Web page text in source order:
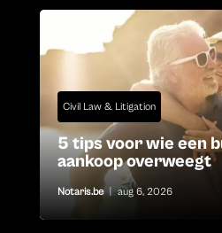
Civil Law & Litigation
5 tips voor wie een
aankoop overweegt
Notaris.be | aug 6, 2026